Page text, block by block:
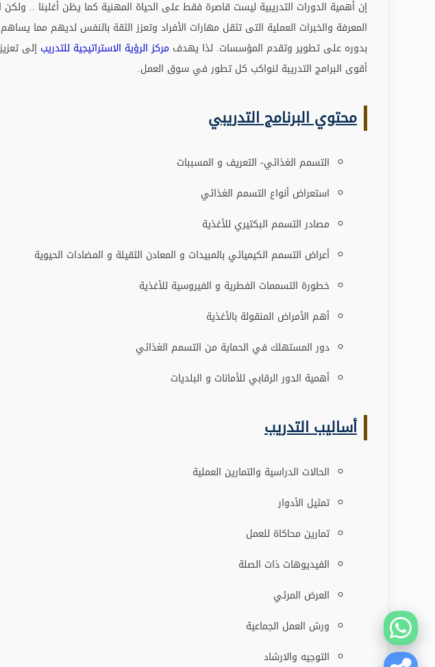
إن أهمية الدورات التدريبية ليست قاصرة فقط على الحياة المهنية كما يظن أغلبنا .. ولكن
المعرفة والخبرات العملية التى تثقل مهارات الأفراد وتعزز الثقة بالنفس لديهم مما
بدوره على تطوير وتقدم المؤسسات. لذا يهدف مركز الرؤية الاستراتيجية للتدريب إلى
أقوى البرامج التدريبة لنواكب كل تطور في سوق العمل.
محتوي البرنامج التدريبي
التسمم الغذائي- التعريف و المسببات
استعراض أنواع التسمم الغذائي
مصادر التسمم البكتيري للأغذية
أعراض التسمم الكيميائي بالمبيدات و المعادن الثقيلة و المضادات الحيوية
خطورة التسممات الفطرية و الفيروسية للأغذية
أهم الأمراض المنقولة بالأغذية
دور المستهلك في الحماية من التسمم الغذائي
أهمية الدور الرقابي للأمانات و البلديات
أساليب التدريب
الحالات الدراسية والتمارين العملية
تمثيل الأدوار
تمارين محاكاة للعمل
الفيديوهات ذات الصلة
العرض المرئي
ورش العمل الجماعية
التوجيه والارشاد